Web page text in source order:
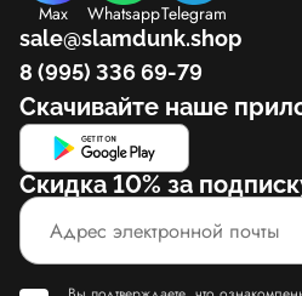
Max WhatsappTelegram
sale@slamdunk.shop
8 (995) 336 69-79
Скачивайте наше
Скидка 10% за